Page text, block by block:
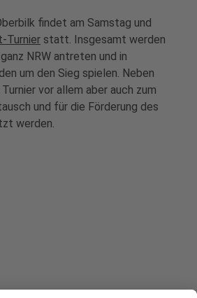
findet am Samstag und
Turnier statt. Insgesamt werden
NRW antreten und in
um den Sieg spielen. Neben
vor allem aber auch zum
und für die Förderung des
werden.